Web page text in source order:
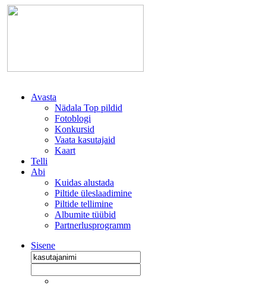
Avasta
Nädala Top pildid
Fotoblogi
Konkursid
Vaata kasutajaid
Kaart
Telli
Abi
Kuidas alustada
Piltide üleslaadimine
Piltide tellimine
Albumite tüübid
Partnerlusprogramm
Sisene